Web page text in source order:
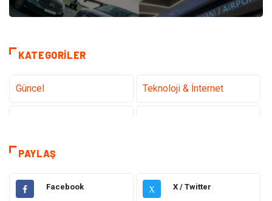
KATEGORILER
Güncel Teknoloji & İnternet
Kamera Sistemleri
Elektrik & Elektronik Gıda
PAYLAŞ
Facebook X X / Twitter